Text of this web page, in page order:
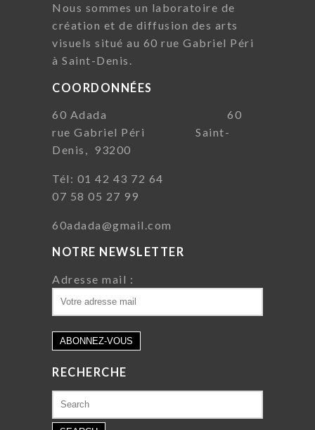
Nous sommes un laboratoire de
création et de diffusion des arts
visuels situé au 60 rue Gabriel Péri
à Saint-Denis.
COORDONNÉES
60 Adada 60
rue Gabriel Péri Saint-
Denis, 93200
Tél: 01 42 43 72 64
07 58 05 27 99
60adada@gmail.com
NOTRE NEWSLETTER
Adresse mail :
RECHERCHE
for: